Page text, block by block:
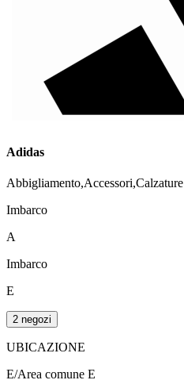
Adidas
Abbigliamento,Accessori,Calzature
Imbarco
A
Imbarco
E
2 negozi
UBICAZIONE
E/Area comune E